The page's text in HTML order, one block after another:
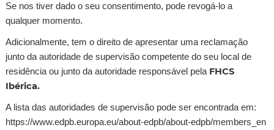
Se nos tiver dado o seu consentimento, pode revogá-lo a
qualquer momento.
Adicionalmente, tem o direito de apresentar uma reclamação
junto da autoridade de supervisão competente do seu local de
residência ou junto da autoridade responsável pela FHCS
Ibérica.
A lista das autoridades de supervisão pode ser encontrada em:
https://www.edpb.europa.eu/about-edpb/about-edpb/members_en